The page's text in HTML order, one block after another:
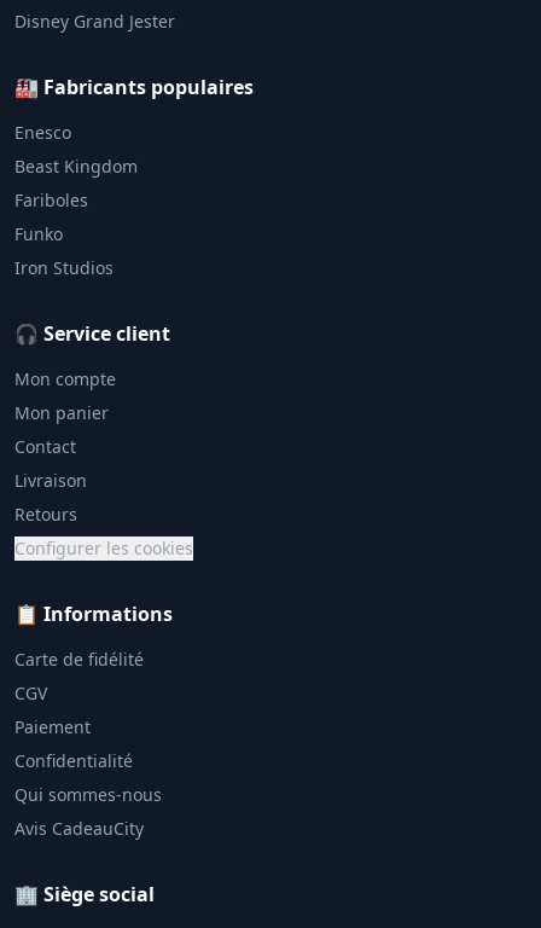
Disney Grand Jester
🏭 Fabricants populaires
Enesco
Beast Kingdom
Fariboles
Funko
Iron Studios
🎧 Service client
Mon compte
Mon panier
Contact
Livraison
Retours
Configurer les cookies
📋 Informations
Carte de fidélité
CGV
Paiement
Confidentialité
Qui sommes-nous
Avis CadeauCity
🏢 Siège social